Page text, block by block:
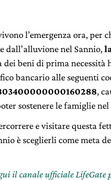
l’emergenza ora, per
dall’alluvione nel Sannio,
dei beni di prima necessità
bancario alle seguenti
,
sostenere le famiglie
e visitare questa
è sceglierli come meta
il canale ufficiale LifeGate